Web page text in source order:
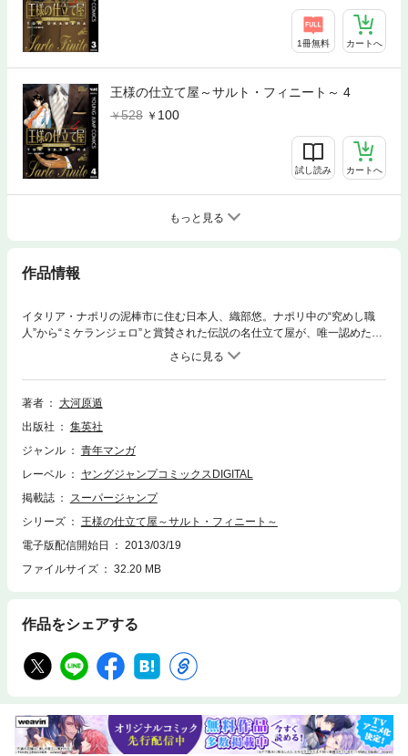
1冊無料 カートへ
王様の仕立て屋～サルト・フィニート～ 4
528
100
試し読み カートへ
もっと見る
作品情報
イタリア・ナポリの泥棒市に住む日本人、織部悠。ナポリ中の“究めし職
人”から“ミケランジェロ”と賞賛された伝説の名仕立て屋が、唯一認めた弟
子である。ロンドンの老舗テーラーの騒動をきっかけに、サヴィル・ロウ
から助っ人を頼まれ渡英した悠だが…!? イギリス編、再び!! 若き日の特
別編も収録!!
著者
大河原遁
出版社
集英社
ジャンル
青年マンガ
レーベル
ヤングジャンプコミックスDIGITAL
掲載誌
スーパージャンプ
シリーズ
王様の仕立て屋～サルト・フィニート～
電子版配信開始日
2013/03/19
ファイルサイズ
32.20 MB
作品をシェアする